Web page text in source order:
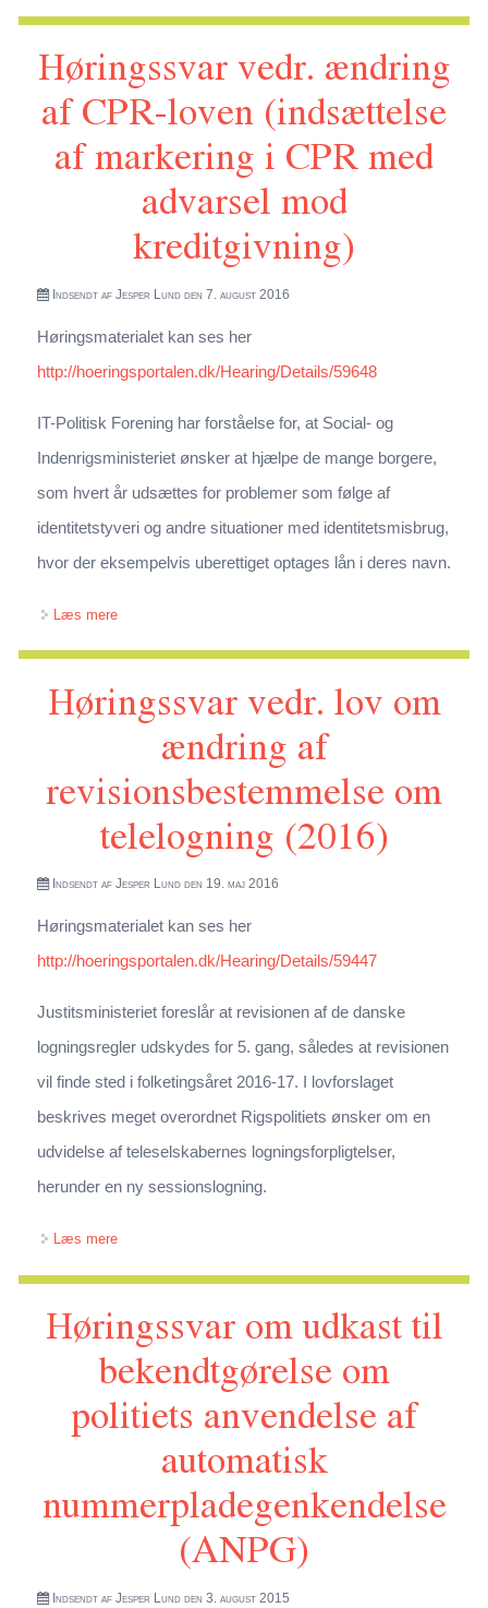
(kriminalisering af udtrykkelig billigelse af visse strafbare
Høringssvar vedr. ændring
af CPR-loven (indsættelse
af markering i CPR med
advarsel mod
kreditgivning)
Indsendt af Jesper Lundden 7. august 2016
Høringsmaterialet kan ses her
http://hoeringsportalen.dk/Hearing/Details/59648
IT-Politisk Forening har forståelse for, at Social- og
Indenrigsministeriet ønsker at hjælpe de mange borgere,
som hvert år udsættes for problemer som følge af
identitetstyveri og andre situationer med identitetsmisbrug,
hvor der eksempelvis uberettiget optages lån i deres navn.
Læs mereom Høringssvar vedr. ændring af CPR-loven (indsættelse
af markering i CPR med advarsel mod kreditgivning)
Høringssvar vedr. lov om
ændring af
revisionsbestemmelse om
telelogning (2016)
Indsendt af Jesper Lundden 19. maj 2016
Høringsmaterialet kan ses her
http://hoeringsportalen.dk/Hearing/Details/59447
Justitsministeriet foreslår at revisionen af de danske
logningsregler udskydes for 5. gang, således at revisionen
vil finde sted i folketingsåret 2016-17. I lovforslaget
beskrives meget overordnet Rigspolitiets ønsker om en
udvidelse af teleselskabernes logningsforpligtelser,
herunder en ny sessionslogning.
Læs mereom Høringssvar vedr. lov om ændring af
revisionsbestemmelse om telelogning (2016)
Høringssvar om udkast til
bekendtgørelse om
politiets anvendelse af
automatisk
nummerpladegenkendelse
(ANPG)
Indsendt af Jesper Lundden 3. august 2015